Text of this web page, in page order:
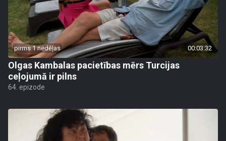
pirms 1 nedēļas 00:03:32
Olgas Kambalas pacietības mērs Turcijas
ceļojumā ir pilns
64. epizode